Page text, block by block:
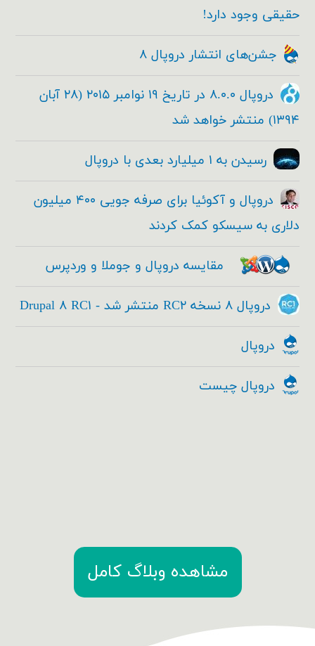
حقیقی وجود دارد!
جشن‌های انتشار دروپال ۸
دروپال ۸.۰.۰ در تاریخ ۱۹ نوامبر ۲۰۱۵ (۲۸ آبان
۱۳۹۴) منتشر خواهد شد
رسیدن به ۱ میلیارد بعدی با دروپال
دروپال و آکوئیا برای صرفه جویی ۴۰۰ میلیون
دلاری به سیسکو کمک کردند
مقایسه دروپال و جوملا و وردپرس
دروپال ۸ نسخه RC۲ منتشر شد - Drupal ۸ RC۱
دروپال
دروپال چیست
مشاهده وبلاگ کامل